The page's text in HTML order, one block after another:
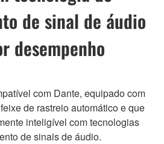
de sinal de áudio
desempenho
com Dante, equipado com
de rastreio automático e que
inteligível com tecnologias
de sinais de áudio.